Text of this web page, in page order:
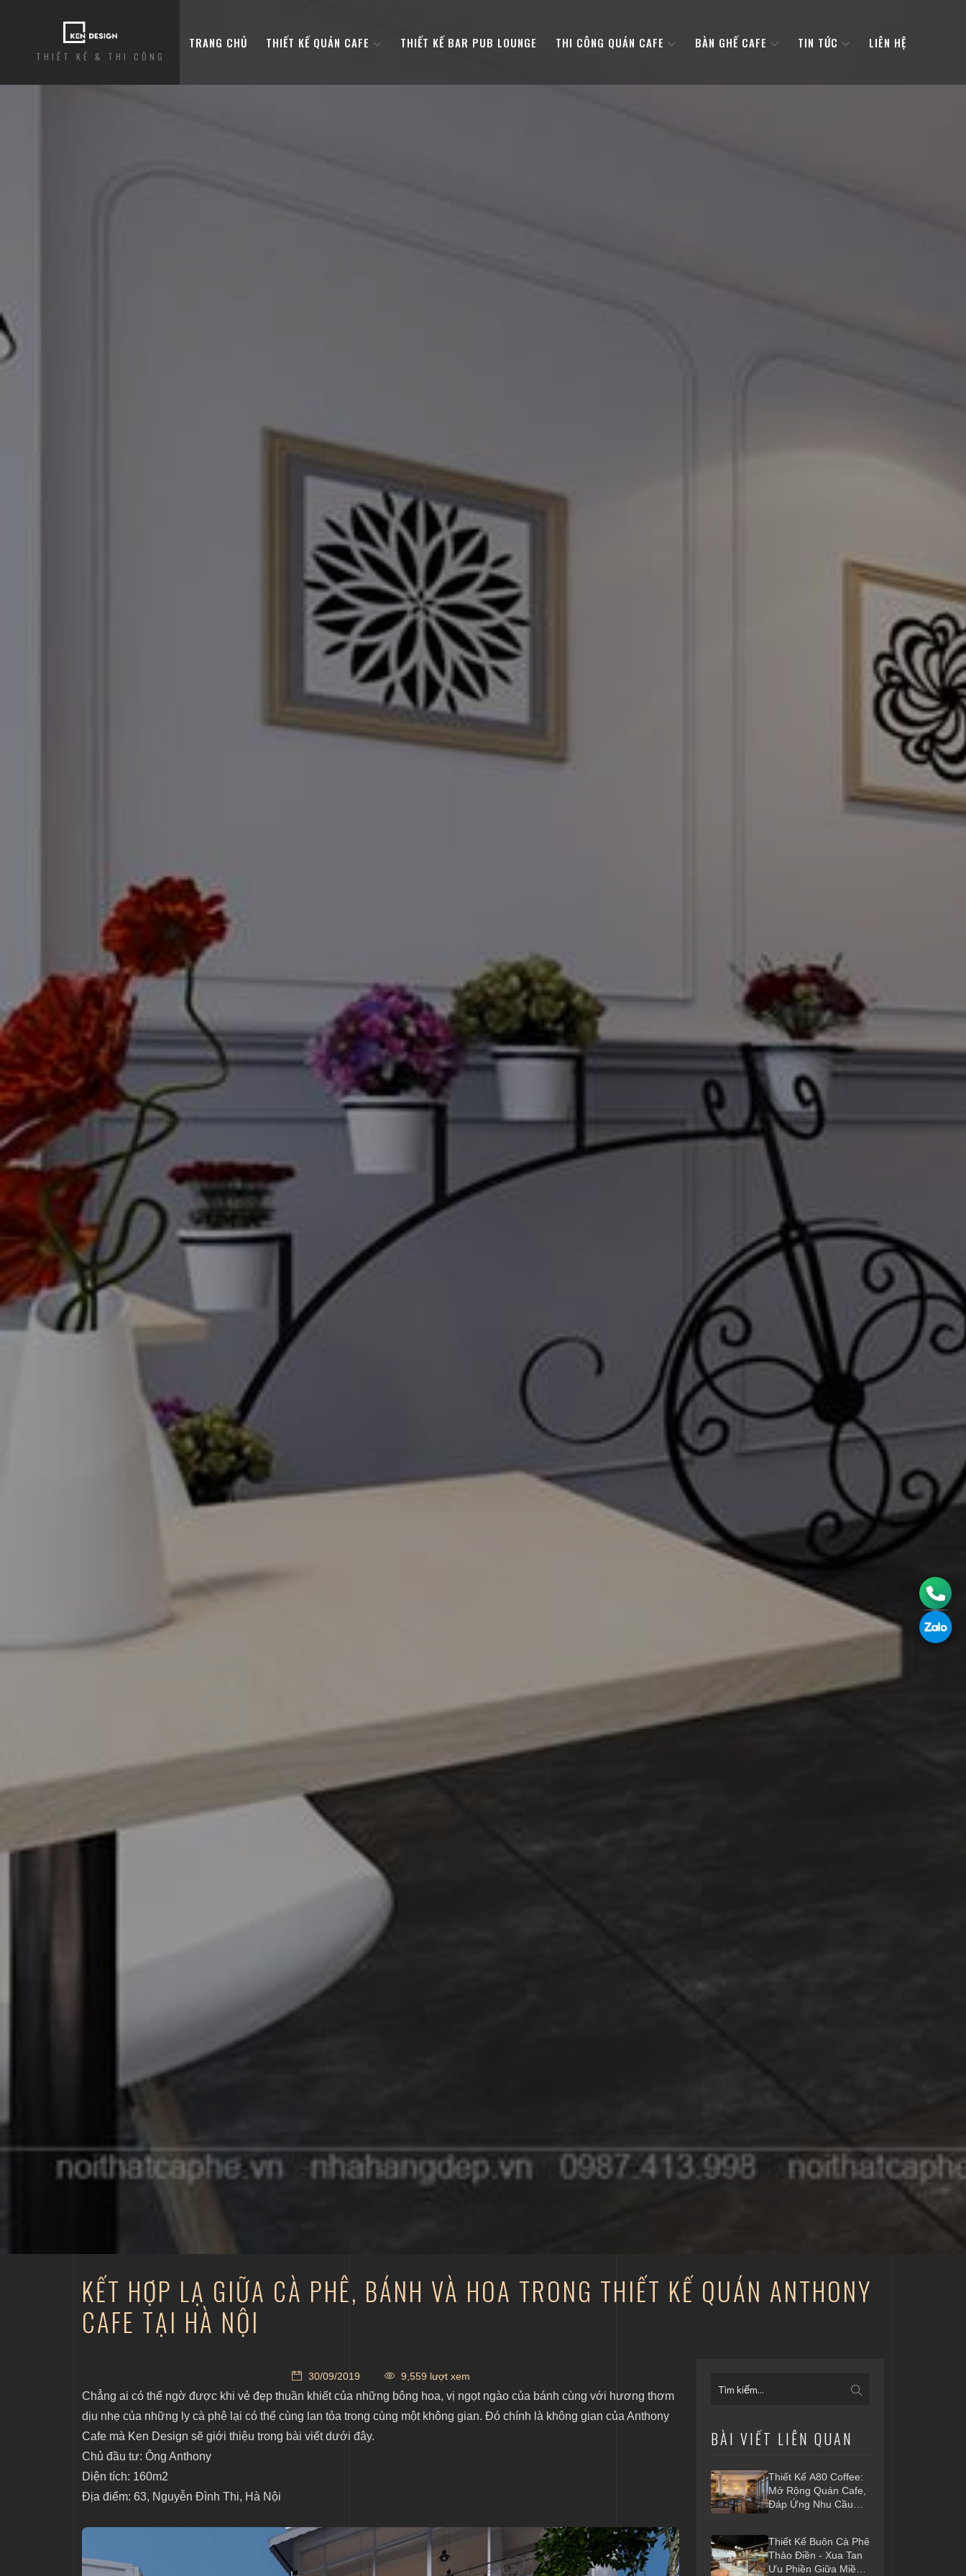
THIẾT KẾ & THI CÔNG
TRANG CHỦ THIẾT KẾ QUÁN CAFE THIẾT KẾ BAR PUB LOUNGE THI CÔNG QUÁN CAFE BÀN GHẾ CAFE TIN TỨC LIÊN HỆ
KẾT HỢP LẠ GIỮA CÀ PHÊ, BÁNH VÀ HOA TRONG THIẾT KẾ QUÁN ANTHONY
CAFE TẠI HÀ NỘI
30/09/2019 9,559 lượt xem
Chẳng ai có thể ngờ được khi vẻ đẹp thuần khiết của những bông hoa, vị ngọt ngào của bánh cùng với hương thơm
dịu nhẹ của những ly cà phê lại có thể cùng lan tỏa trong cùng một không gian. Đó chính là không gian của Anthony
Cafe mà Ken Design sẽ giới thiệu trong bài viết dưới đây.
Chủ đầu tư: Ông Anthony
Diện tích: 160m2
Địa điểm: 63, Nguyễn Đình Thi, Hà Nội
BÀI VIẾT LIÊN QUAN
Thiết Kế A80 Coffee:
Mở Rộng Quán Cafe,
Đáp Ứng Nhu Cầu
Thiết Kế Buôn Cà Phê
Thảo Điền - Xua Tan
Ưu Phiền Giữa Miền